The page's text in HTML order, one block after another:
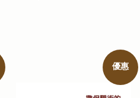
優惠